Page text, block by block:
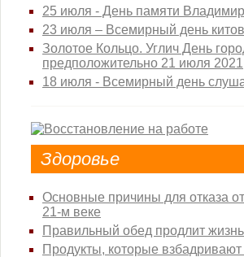
25 июля - День памяти
23 июля – Всемирный день
Золотое Кольцо. Углич День
предположительно 21 июля 2021
18 июля - Всемирный день
Здоровье
Основные причины для отказа
21-м веке
Правильный обед продлит
Продукты, которые